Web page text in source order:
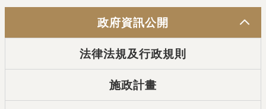
政府資訊公開
法律法規及行政規則
施政計畫